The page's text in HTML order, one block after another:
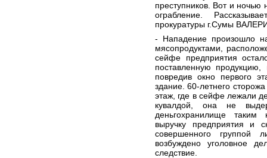
преступников. Вот и
ограбление.
прокуратуры г.Сумы
- Нападение произошло
мясопродуктами,
сейфе предприятия
поставленную
повредив окно первого
здание. 60-летнего
этаж, где в сейфе лежали
кувалдой, она не
деньгохранилище
выручку предприятия и
совершенного группой
возбуждено уголовное
следствие.